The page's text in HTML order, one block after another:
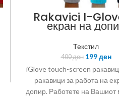
Rakavici I-
екран на
Текстил
400ден 199ден
iGlove touch-screen
ракавици за работа на
допир. Работете на Вашиот